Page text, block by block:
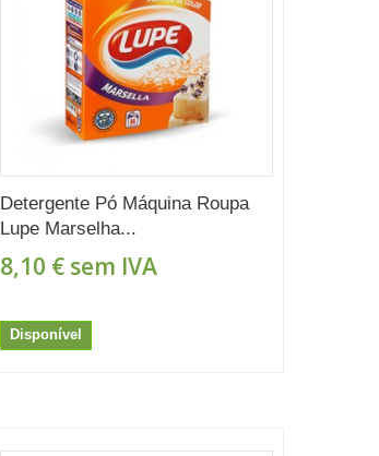
Detergente Pó Máquina Roupa
Lupe Marselha...
8,10 €sem IVA
Disponível